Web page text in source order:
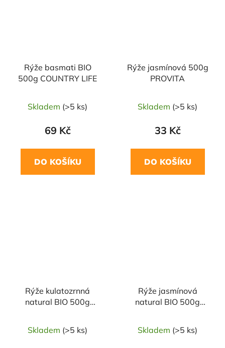
Rýže basmati BIO
500g COUNTRY LIFE
Skladem (>5 ks)
69 Kč
DO KOŠÍKU
Rýže jasmínová 500g
PROVITA
Skladem (>5 ks)
33 Kč
DO KOŠÍKU
Rýže kulatozrnná
natural BIO 500g
Skladem (>5 ks)
Rýže jasmínová
natural BIO 500g
Skladem (>5 ks)